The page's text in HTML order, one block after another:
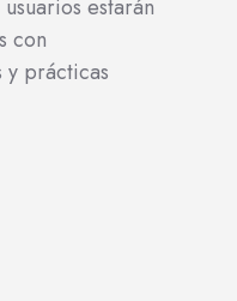
estarán
con
y prácticas